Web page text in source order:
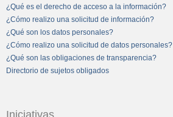
¿Qué es el derecho de acceso a la información?
¿Cómo realizo una solicitud de información?
¿Qué son los datos personales?
¿Cómo realizo una solicitud de datos personales?
¿Qué son las obligaciones de transparencia?
Directorio de sujetos obligados